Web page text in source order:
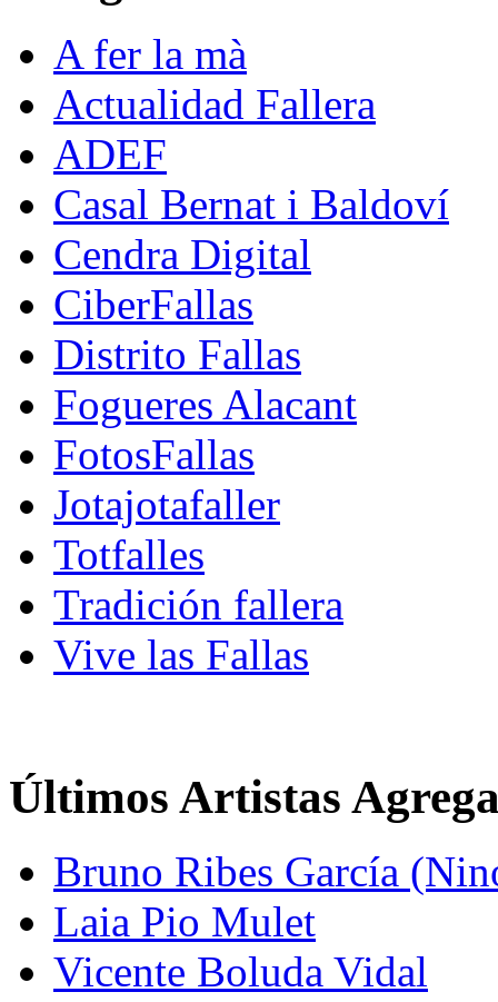
A fer la mà
Actualidad Fallera
ADEF
Casal Bernat i Baldoví
Cendra Digital
CiberFallas
Distrito Fallas
Fogueres Alacant
FotosFallas
Jotajotafaller
Totfalles
Tradición fallera
Vive las Fallas
Últimos Artistas
Bruno Ribes García
Laia Pio Mulet
Vicente Boluda Vidal